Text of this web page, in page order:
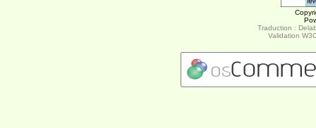
Traduction :
Validation